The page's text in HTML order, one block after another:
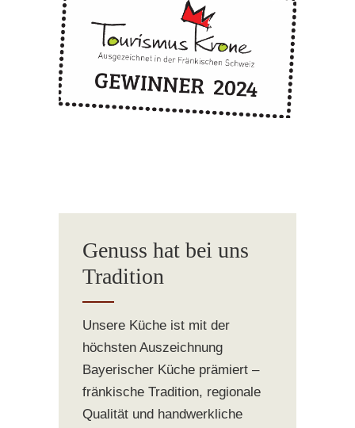
Genuss hat bei uns
Tradition
Unsere Küche ist mit der
höchsten Auszeichnung
Bayerischer Küche prämiert –
fränkische Tradition, regionale
Qualität und handwerkliche